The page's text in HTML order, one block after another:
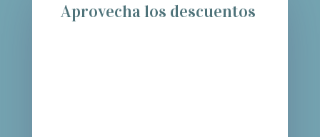
Aprovecha los descuentos